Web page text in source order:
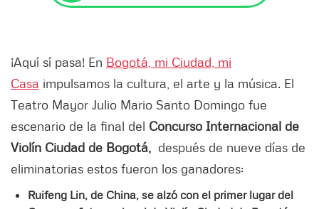
¡Aquí sí pasa! En Bogotá, mi Ciudad, mi
Casa impulsamos la cultura, el arte y la música. El
Teatro Mayor Julio Mario Santo Domingo fue
escenario de la final del Concurso Internacional de
Violín Ciudad de Bogotá, después de nueve días de
eliminatorias estos fueron los ganadores:
Ruifeng Lin, de China, se alzó con el primer lugar del